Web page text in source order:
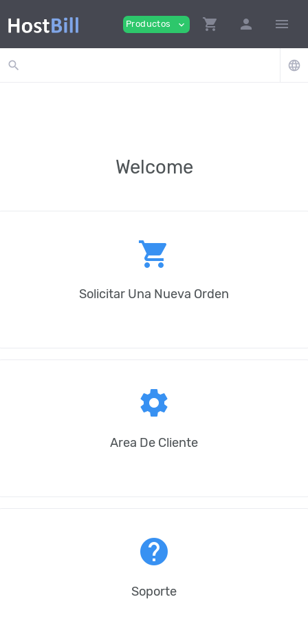
Productos expand_more shopping_cart person menu
search language
Welcome
shopping_cart
Solicitar Una Nueva Orden
settings
Area De Cliente
help
Soporte